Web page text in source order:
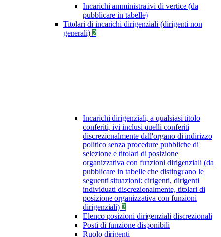
Incarichi amministrativi di vertice (da
pubblicare in tabelle)
Titolari di incarichi dirigenziali (dirigenti non
generali) 2
Incarichi dirigenziali, a qualsiasi titolo
conferiti, ivi inclusi quelli conferiti
discrezionalmente dall'organo di indirizzo
politico senza procedure pubbliche di
selezione e titolari di posizione
organizzativa con funzioni dirigenziali (da
pubblicare in tabelle che distinguano le
seguenti situazioni: dirigenti, dirigenti
individuati discrezionalmente, titolari di
posizione organizzativa con funzioni
dirigenziali) 2
Elenco posizioni dirigenziali discrezionali
Posti di funzione disponibili
Ruolo dirigenti